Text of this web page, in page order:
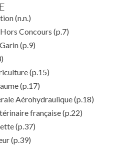
(n.n.)
Concours (p.7)
(p.9)
(p.15)
(p.17)
Aérohydraulique(p.18)
française(p.22)
(p.37)
(p.39)